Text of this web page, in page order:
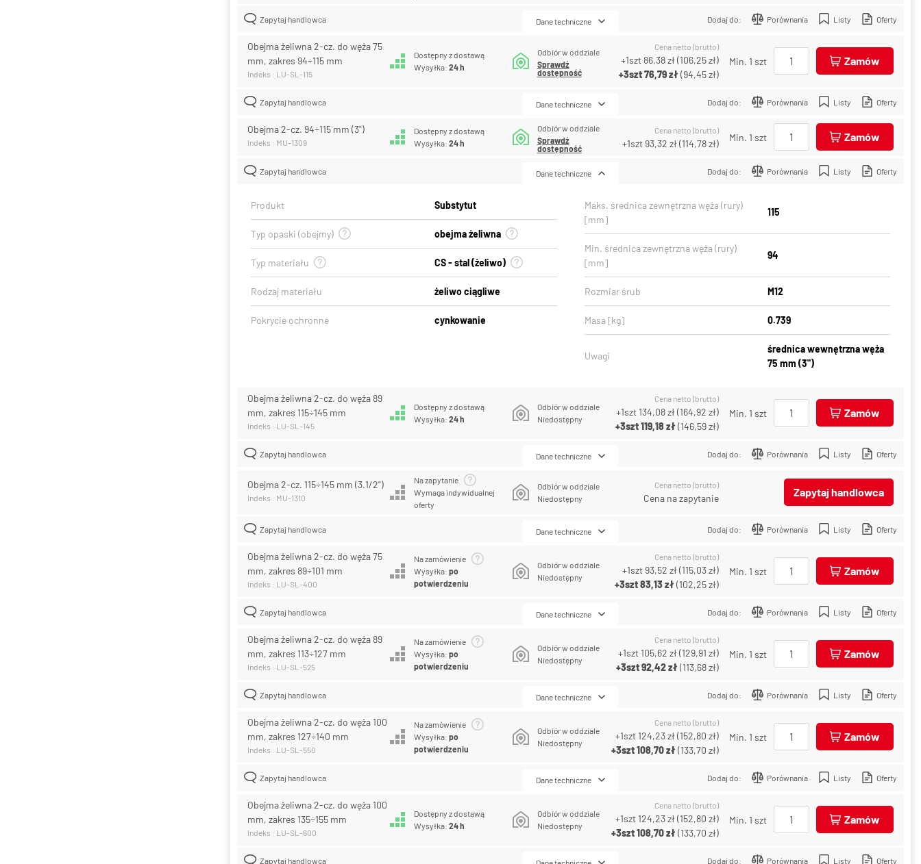
Zapytaj handlowca Dodaj do: Porównania Listy Oferty
Dane techniczne
Obejma żeliwna 2-cz. do węża 75
mm, zakres 94÷115 mm
Indeks : LU-SL-115
Dostępny z dostawą
Wysyłka:24 h
Odbiór w oddziale
Sprawdź
dostępność
Cena netto (brutto)
+1szt 86,38 zł(106,25 zł)
+3szt76,79 zł(94,45 zł)
Min. 1 szt Zamów
Zapytaj handlowca Dodaj do: Porównania Listy Oferty
Dane techniczne
Obejma 2-cz. 94÷115 mm (3")
Indeks : MU-1309
Dostępny z dostawą
Wysyłka:24 h
Odbiór w oddziale
Sprawdź
dostępność
Cena netto (brutto)
+1szt93,32 zł(114,78 zł)
Min. 1 szt Zamów
Zapytaj handlowca Dodaj do: Porównania Listy Oferty
Dane techniczne
Produkt Substytut
Typ opaski (obejmy) obejma żeliwna
Typ materiału CS - stal (żeliwo)
Rodzaj materiału żeliwo ciągliwe
Pokrycie ochronne cynkowanie
Maks. średnica zewnętrzna węża (rury)
[mm]
115
Min. średnica zewnętrzna węża (rury)
[mm]
94
Rozmiar śrub M12
Masa [kg] 0.739
Uwagi
średnica wewnętrzna węża
75 mm (3")
Obejma żeliwna 2-cz. do węża 89
mm, zakres 115÷145 mm
Indeks : LU-SL-145
Dostępny z dostawą
Wysyłka:24 h
Odbiór w oddziale
Niedostępny
Cena netto (brutto)
+1szt 134,08 zł(164,92 zł)
+3szt119,18 zł(146,59 zł)
Min. 1 szt Zamów
Zapytaj handlowca Dodaj do: Porównania Listy Oferty
Dane techniczne
Obejma 2-cz. 115÷145 mm (3.1/2")
Indeks : MU-1310
Na zapytanie
Wymaga indywidualnej
oferty
Odbiór w oddziale
Niedostępny
Cena netto (brutto)
Cena na zapytanie Zapytaj handlowca
Zapytaj handlowca Dodaj do: Porównania Listy Oferty
Dane techniczne
Obejma żeliwna 2-cz. do węża 75
mm, zakres 89÷101 mm
Indeks : LU-SL-400
Na zamówienie
Wysyłka:po
potwierdzeniu
Odbiór w oddziale
Niedostępny
Cena netto (brutto)
+1szt93,52 zł(115,03 zł)
+3szt83,13 zł(102,25 zł)
Min. 1 szt Zamów
Zapytaj handlowca Dodaj do: Porównania Listy Oferty
Dane techniczne
Obejma żeliwna 2-cz. do węża 89
mm, zakres 113÷127 mm
Indeks : LU-SL-525
Na zamówienie
Wysyłka:po
potwierdzeniu
Odbiór w oddziale
Niedostępny
Cena netto (brutto)
+1szt 105,62 zł(129,91 zł)
+3szt92,42 zł(113,68 zł)
Min. 1 szt Zamów
Zapytaj handlowca Dodaj do: Porównania Listy Oferty
Dane techniczne
Obejma żeliwna 2-cz. do węża 100
mm, zakres 127÷140 mm
Indeks : LU-SL-550
Na zamówienie
Wysyłka:po
potwierdzeniu
Odbiór w oddziale
Niedostępny
Cena netto (brutto)
+1szt 124,23 zł(152,80 zł)
+3szt108,70 zł(133,70 zł)
Min. 1 szt Zamów
Zapytaj handlowca Dodaj do: Porównania Listy Oferty
Dane techniczne
Obejma żeliwna 2-cz. do węża 100
mm, zakres 135÷155 mm
Indeks : LU-SL-600
Dostępny z dostawą
Wysyłka:24 h
Odbiór w oddziale
Niedostępny
Cena netto (brutto)
+1szt 124,23 zł(152,80 zł)
+3szt108,70 zł(133,70 zł)
Min. 1 szt Zamów
Zapytaj handlowca Dodaj do: Porównania Listy Oferty